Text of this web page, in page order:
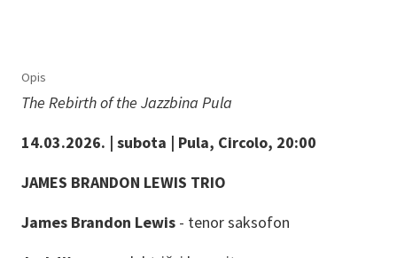
Opis
The Rebirth of the Jazzbina Pula
14.03.2026. | subota | Pula, Circolo, 20:00
JAMES BRANDON LEWIS TRIO
James Brandon Lewis - tenor saksofon